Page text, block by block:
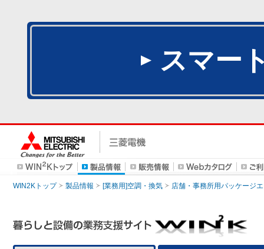
スマー
WIN2Kトップ 製品情報 [業務用]空調・換気 店舗・事務所用パッケージ